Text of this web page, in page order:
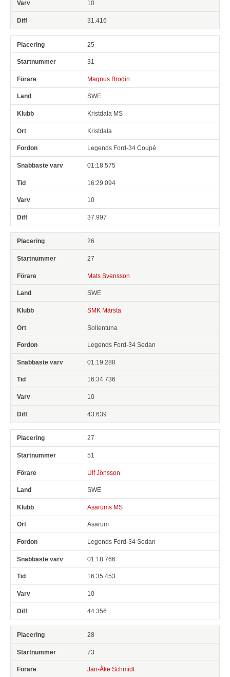
10
31.416
25
31
Magnus Brodin
SWE
Kristdala MS
Kristdala
Legends Ford-34 Coupé
01:18.575
16:29.094
10
37.997
26
27
Mats Svensson
SWE
SMK Märsta
Sollentuna
Legends Ford-34 Sedan
01:19.288
16:34.736
10
43.639
27
51
Ulf Jönsson
SWE
Asarums MS
Asarum
Legends Ford-34 Sedan
01:18.766
16:35.453
10
44.356
28
73
Jan-Åke Schmidt